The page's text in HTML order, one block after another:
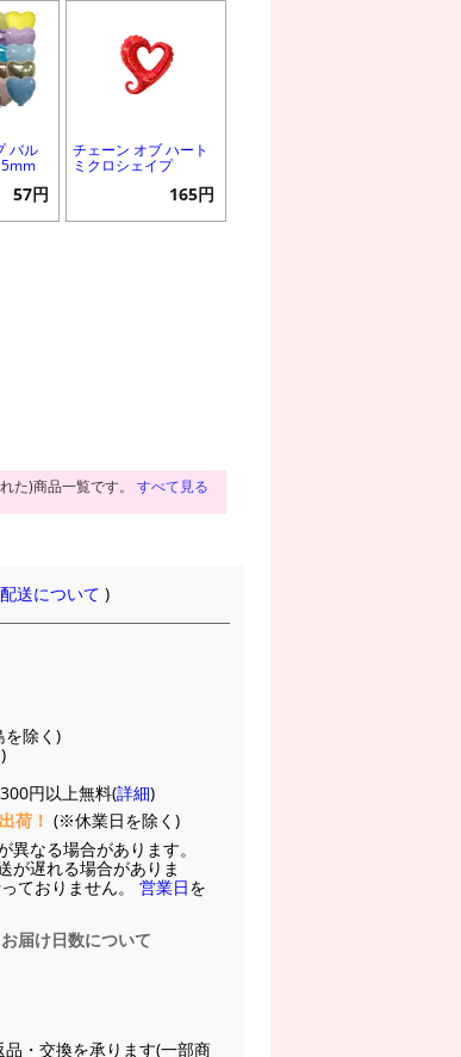
バル
57円
チェーン オブ ハート
ミクロシェイプ
165円
た)商品一覧です。 すべて見る
送について )
除く)
)
円以上無料(詳細)
荷！ (※休業日を除く)
なる場合があります。
が遅れる場合がありま
ておりません。 営業日を
お届け日数について
・交換を承ります(一部商